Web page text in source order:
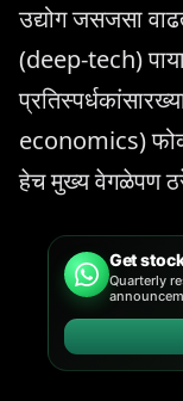
उद्योग जसजसा
(deep-tech)
economics)
हेच मुख्य वेगळेपण
Get
Quarterly